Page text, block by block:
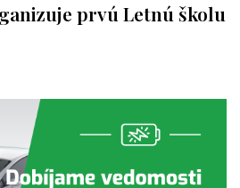
prvú Letnú školu